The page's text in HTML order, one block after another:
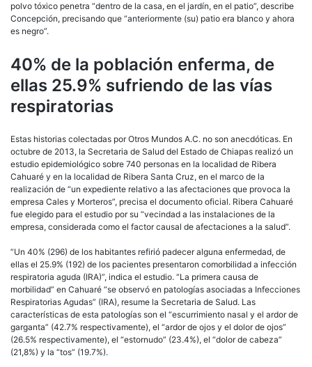
polvo tóxico penetra “dentro de la casa, en el jardín, en el patio”, describe
Concepción, precisando que “anteriormente (su) patio era blanco y ahora
es negro”.
40% de la población enferma, de
ellas 25.9% sufriendo de las vías
respiratorias
Estas historias colectadas por Otros Mundos A.C. no son anecdóticas. En
octubre de 2013, la Secretaria de Salud del Estado de Chiapas realizó un
estudio epidemiológico sobre 740 personas en la localidad de Ribera
Cahuaré y en la localidad de Ribera Santa Cruz, en el marco de la
realización de “un expediente relativo a las afectaciones que provoca la
empresa Cales y Morteros”, precisa el documento oficial. Ribera Cahuaré
fue elegido para el estudio por su “vecindad a las instalaciones de la
empresa, considerada como el factor causal de afectaciones a la salud”.
“Un 40% (296) de los habitantes refirió padecer alguna enfermedad, de
ellas el 25.9% (192) de los pacientes presentaron comorbilidad a infección
respiratoria aguda (IRA)”, indica el estudio. “La primera causa de
morbilidad” en Cahuaré “se observó en patologías asociadas a Infecciones
Respiratorias Agudas” (IRA), resume la Secretaria de Salud. Las
características de esta patologías son el “escurrimiento nasal y el ardor de
garganta” (42.7% respectivamente), el “ardor de ojos y el dolor de ojos”
(26.5% respectivamente), el “estornudo” (23.4%), el “dolor de cabeza”
(21,8%) y la “tos” (19.7%).